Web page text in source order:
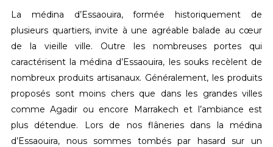
La médina d’Essaouira, formée historiquement de
plusieurs quartiers, invite à une agréable balade au cœur
de la vieille ville. Outre les nombreuses portes qui
caractérisent la médina d’Essaouira, les souks recèlent de
nombreux produits artisanaux. Généralement, les produits
proposés sont moins chers que dans les grandes villes
comme Agadir ou encore Marrakech et l’ambiance est
plus détendue. Lors de nos flâneries dans la médina
d’Essaouira, nous sommes tombés par hasard sur un